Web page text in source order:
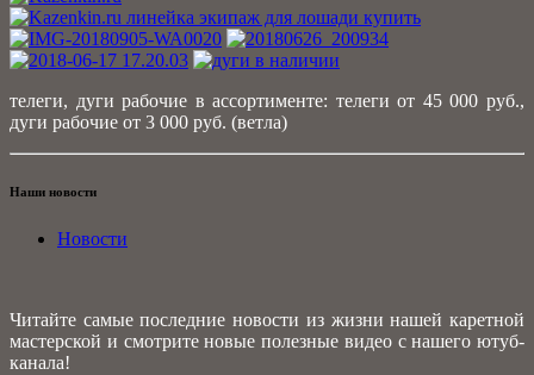
телеги, дуги рабочие в ассортименте: телеги от 45 000 руб.,
дуги рабочие от 3 000 руб. (ветла)
Наши новости
Новости
Читайте самые последние новости из жизни нашей каретной
мастерской и смотрите новые полезные видео с нашего ютуб-
канала!